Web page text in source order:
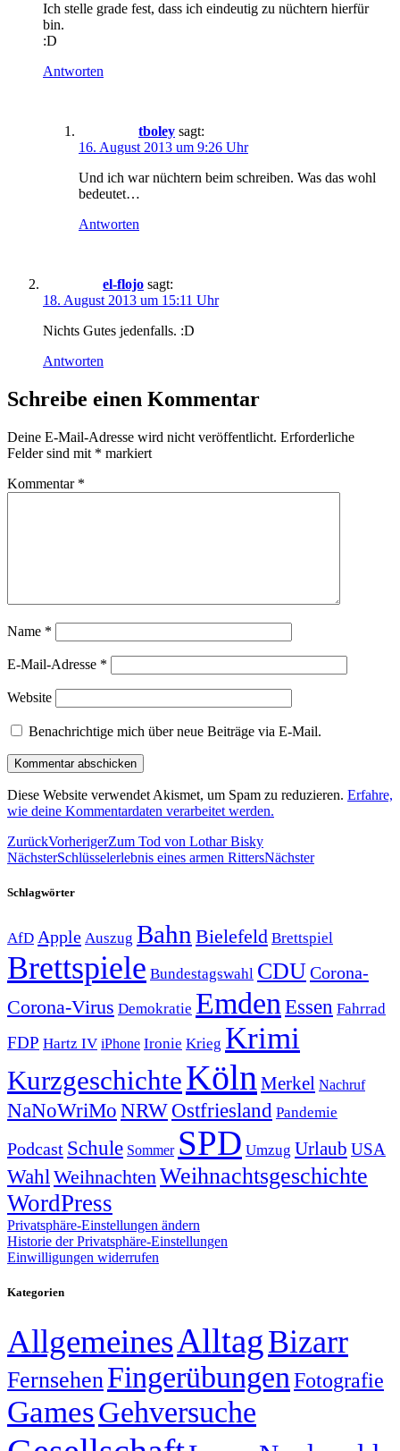
Ich stelle grade fest, dass ich eindeutig zu nüchtern hierfür
bin.
:D
Antworten
tboley sagt:
16. August 2013 um 9:26 Uhr
Und ich war nüchtern beim schreiben. Was das wohl
bedeutet…
Antworten
el-flojo sagt:
18. August 2013 um 15:11 Uhr
Nichts Gutes jedenfalls. :D
Antworten
Schreibe einen Kommentar
Deine E-Mail-Adresse wird nicht veröffentlicht. Erforderliche
Felder sind mit * markiert
Kommentar *
Name *
E-Mail-Adresse *
Website
Benachrichtige mich über neue Beiträge via E-Mail.
Diese Website verwendet Akismet, um Spam zu reduzieren. Erfahre,
wie deine Kommentardaten verarbeitet werden.
ZurückVorherigerZum Tod von Lothar Bisky
NächsterSchlüsselerlebnis eines armen RittersNächster
Schlagwörter
AfD Apple Auszug Bahn Bielefeld Brettspiel
Brettspiele Bundestagswahl CDUCorona-
Corona-Virus Demokratie Emden Essen Fahrrad
FDP Hartz IV iPhone Ironie Krieg Krimi
KurzgeschichteKölnMerkel Nachruf
NaNoWriMo NRWOstfriesland Pandemie
Podcast Schule Sommer SPD Umzug Urlaub USA
WahlWeihnachtenWeihnachtsgeschichte
WordPress
Privatsphäre-Einstellungen ändern
Historie der Privatsphäre-Einstellungen
Einwilligungen widerrufen
Kategorien
AllgemeinesAlltagBizarr
Fernsehen Fingerübungen Fotografie
GamesGehversuche